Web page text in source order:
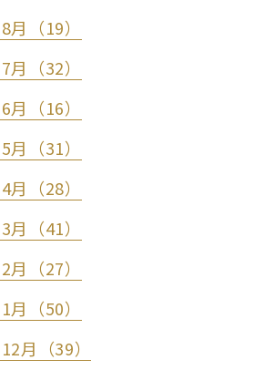
月（19）
月（32）
月（16）
月（31）
月（28）
月（41）
月（27）
月（50）
月（39）